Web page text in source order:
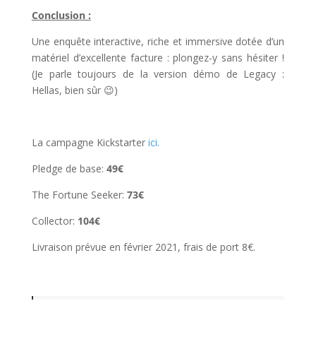
Conclusion :
Une enquête interactive, riche et immersive dotée d’un
matériel d’excellente facture : plongez-y sans hésiter !
(Je parle toujours de la version démo de Legacy :
Hellas, bien sûr 😉)
La campagne Kickstarter ici.
Pledge de base: 49€
The Fortune Seeker: 73€
Collector: 104€
Livraison prévue en février 2021, frais de port 8€.